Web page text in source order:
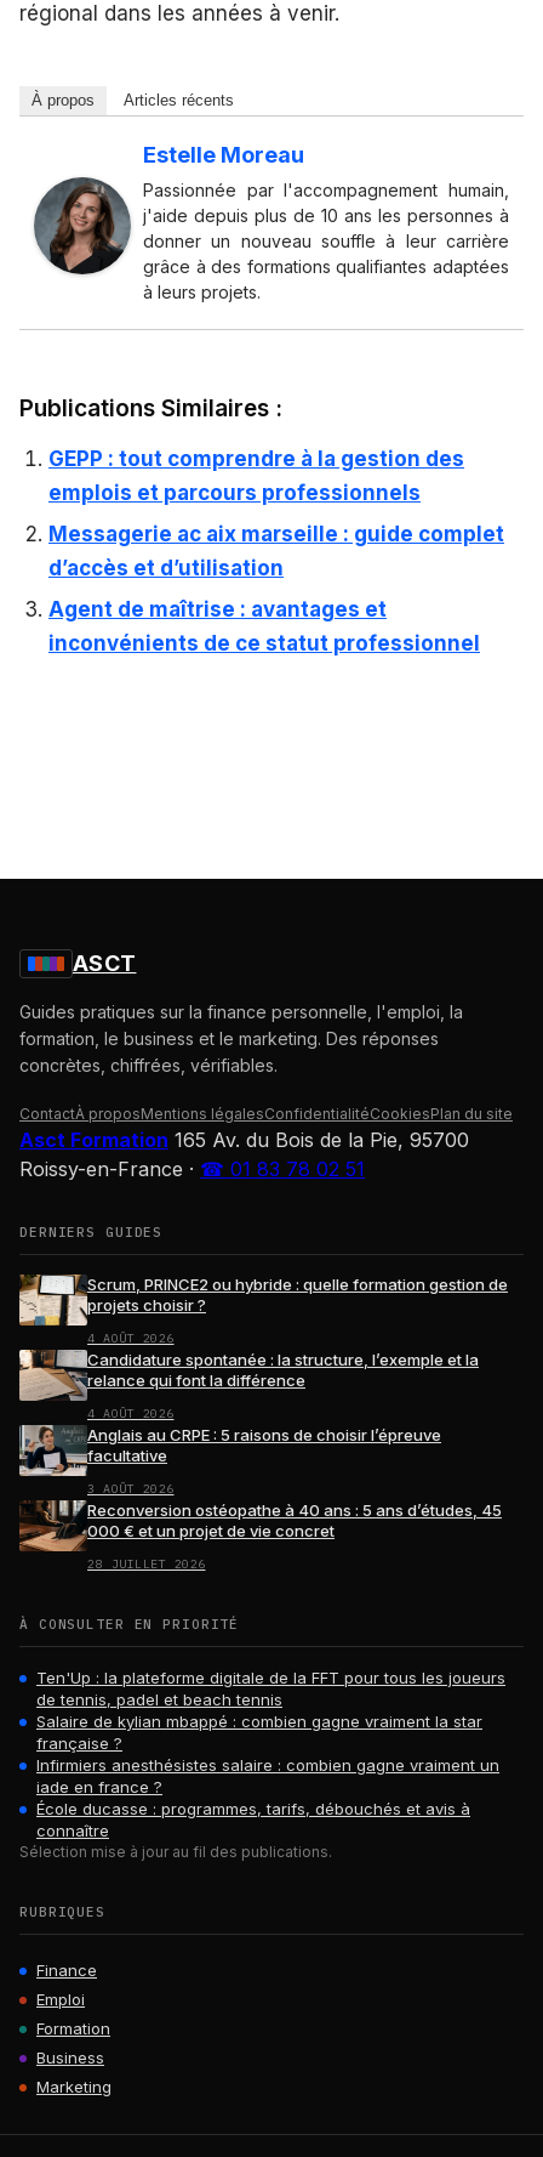
régional dans les années à venir.
À propos Articles récents
Estelle Moreau
Passionnée par l'accompagnement humain,
j'aide depuis plus de 10 ans les personnes à
donner un nouveau souffle à leur carrière
grâce à des formations qualifiantes adaptées
à leurs projets.
Publications Similaires :
GEPP : tout comprendre à la gestion des
emplois et parcours professionnels
Messagerie ac aix marseille : guide complet
d’accès et d’utilisation
Agent de maîtrise : avantages et
inconvénients de ce statut professionnel
ASCT
Guides pratiques sur la finance personnelle, l'emploi, la
formation, le business et le marketing. Des réponses
concrètes, chiffrées, vérifiables.
ContactÀ proposMentions légalesConfidentialitéCookiesPlan du site
Asct Formation 165 Av. du Bois de la Pie, 95700
Roissy-en-France · ☎ 01 83 78 02 51
DERNIERS GUIDES
Scrum, PRINCE2 ou hybride : quelle formation gestion de
projets choisir ?
4 AOÛT 2026
Candidature spontanée : la structure, l’exemple et la
relance qui font la différence
4 AOÛT 2026
Anglais au CRPE : 5 raisons de choisir l’épreuve
facultative
3 AOÛT 2026
Reconversion ostéopathe à 40 ans : 5 ans d’études, 45
000 € et un projet de vie concret
28 JUILLET 2026
À CONSULTER EN PRIORITÉ
Ten'Up : la plateforme digitale de la FFT pour tous les joueurs
de tennis, padel et beach tennis
Salaire de kylian mbappé : combien gagne vraiment la star
française ?
Infirmiers anesthésistes salaire : combien gagne vraiment un
iade en france ?
École ducasse : programmes, tarifs, débouchés et avis à
connaître
Sélection mise à jour au fil des publications.
RUBRIQUES
Finance
Emploi
Formation
Business
Marketing